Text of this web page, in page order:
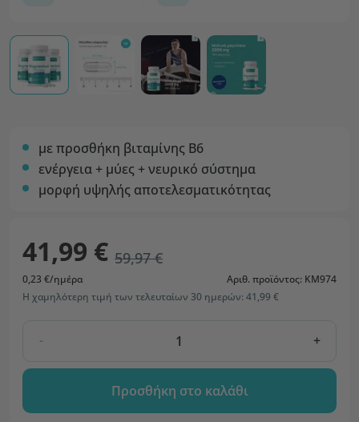
με προσθήκη βιταμίνης Β6
ενέργεια + μύες + νευρικό σύστημα
μορφή υψηλής αποτελεσματικότητας
41,99 € 59,97 €
0,23 €/ημέρα
Αριθ. προϊόντος: KM974
Η χαμηλότερη τιμή των τελευταίων 30 ημερών: 41,99 €
- +
Προσθήκη στο καλάθι